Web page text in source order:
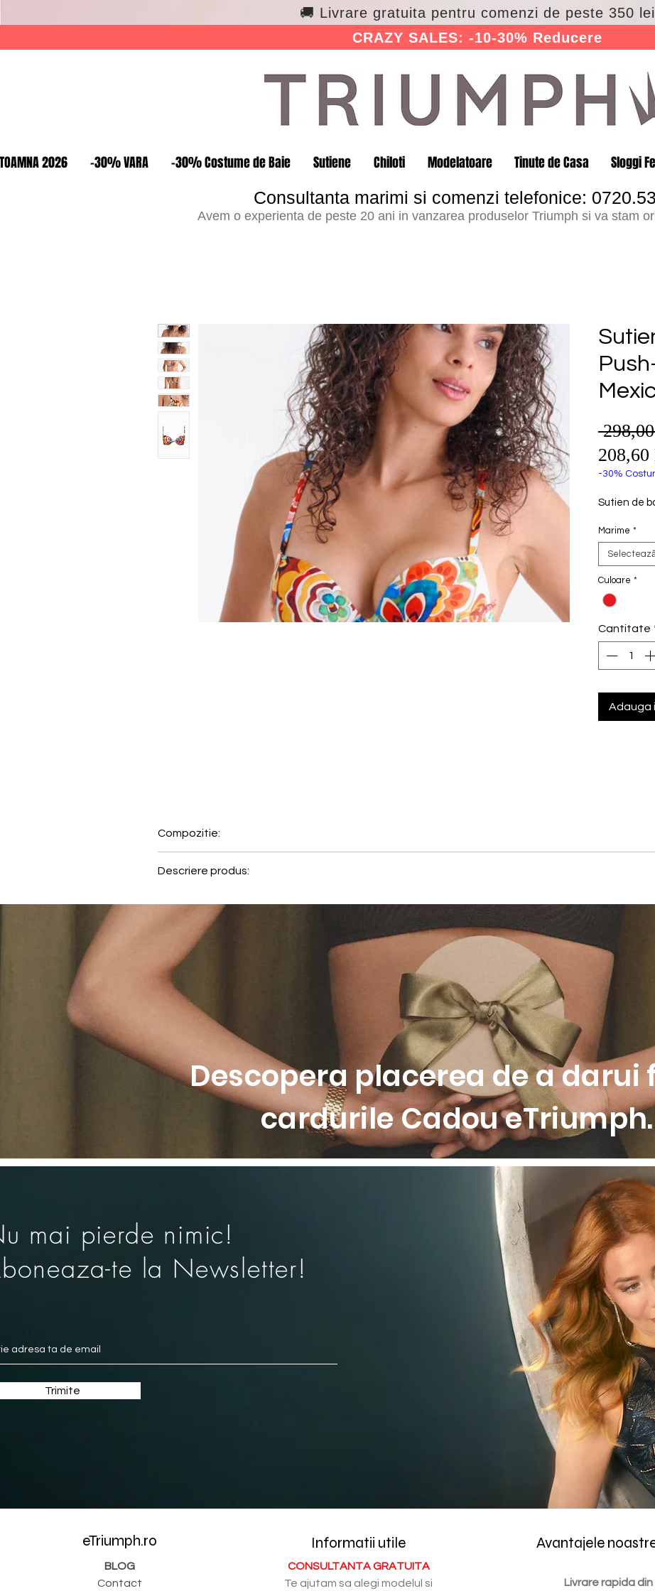
🚚 Livrare gratuita pentru comenzi de peste 350 lei
CRAZY SALES: -10-30% Reducere
TOAMNA 2026 -30% VARA -30% Costume de Baie Sutiene Chiloti Modelatoare Tinute de Casa Sloggi
Consultanta marimi si comenzi telefonice:
Avem o experienta de peste 20 ani in vanzarea produselor Triumph si va stam
-30%
Sutien de
Marime *
Culoare *
Cantitate
Adauga
Compozitie:
Descriere produs:
energie lookului de plaja, iar cupele extra buretate evidentiaza si ridica bustul pentru un efect
• Sutien de baie push-up cu sarma si cupe modelate, extra buretate
• Bretele reglabile si detasabile, pentru purtare clasica sau incrucisata
• Inchidere la spate cu sistem de prindere sigur
• Imprimeu multicolor dinamic pentru un look modern
• Material cu uscare rapida pentru confort sporit
• Se poate combina cu slipuri de baie din seria �Mexico� pentru un set complet
Descopera placerea de a darui
cardurile Cadou
mai pierde nimic!
te la Newsletter!
Trimite
eTriumph.ro
BLOG
Contact
Informatii utile
CONSULTANTA GRATUITA
Te ajutam sa alegi modelul si
Avantajele
Livrare rapida